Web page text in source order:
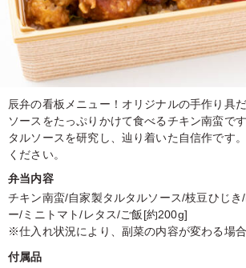
辰弁の看板メニュー！オリジナルの手作り具
ソースをたっぷりかけて食べるチキン南蛮で
タルソースを研究し、辿り着いた自信作です
ください。
弁当内容
チキン南蛮/自家製タルタルソース/枝豆ひじき
ー/ミニトマト/レタス/ご飯[約200g]
※仕入れ状況により、副菜の内容が変わる場合
付属品